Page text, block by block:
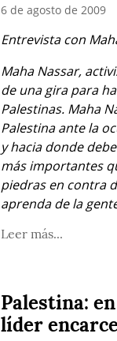
6 de agosto de 2009
Entrevista con
Maha Nassar,
de una gira para
Palestinas. Maha
Palestina ante la
y hacia donde
más importantes
piedras en contra
aprenda de la
Leer más...
Palestina:
líder